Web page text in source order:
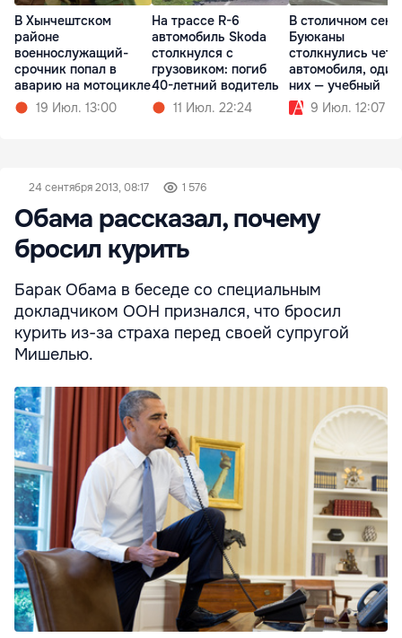
В Хынчештском
районе
военнослужащий-
срочник попал в
аварию на мотоцикле
19 Июл. 13:00
На трассе R-6
автомобиль Skoda
столкнулся с
грузовиком: погиб
40-летний водитель
11 Июл. 22:24
В столичном
Буюканы
столкнулись
автомобиля,
них — учебный
9 Июл. 12:07
24 сентября 2013, 08:17 1 576
Обама рассказал, почему
бросил курить
Барак Обама в беседе со специальным
докладчиком ООН признался, что бросил
курить из-за страха перед своей супругой
Мишелью.